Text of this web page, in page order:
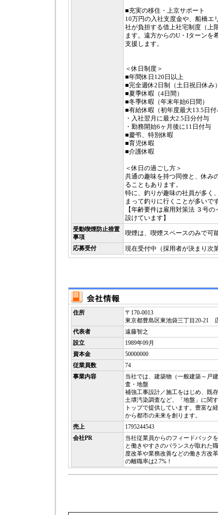
■充実の移住・上京サポート
10万円の入社支度金や、船橋エ
社が負担する借上社宅制度（上
ます。遠方からのU・Iターンを
支援します。
＜休日制度＞
■年間休日120日以上
■完全週休2日制（土日祝日休み
■夏季休暇（4日間）
■冬季休暇（年末年始6日間）
■有給休暇（初年度最大13.5日付
・入社翌月に最大2.5日分付与
・勤務開始6ヶ月後に11日付与
■慶弔、特別休暇
■育児休暇
■介護休暇
＜休日の過ごし方＞
共通の趣味を持つ同僚と、休み
ることもあります。
特に、釣りが趣味の社員が多く
まって釣りに行くことが多いで
【年齢要件は雇用対策法 ３号
設けています】
受動喫煙防止措置
事項
喫煙は、喫煙スペースのみで可
応募受付 現在受付中（採用者が決まり次
住所
〒170-0013
東京都豊島区東池袋三丁目20-21
代表者
遠藤智之
設立
1989年09月
資本金
50000000
従業員数
74
事業内容
当社では、建築物（一般建築～戸
査・地盤
補強工事設計／施工をはじめ、既
土壌汚染調査など、「地盤」に関
トップで提供しています。豊富な
から都市の未来を創ります。
売上
1795244543
会社PR
当社従業員からのフィードバック
と働きやすさのバランスが取れた
度改革や業務改善などの働き方改
の離職率は2.7%！